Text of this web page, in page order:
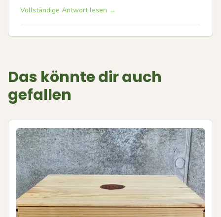
Vollständige Antwort lesen →
Das könnte dir auch
gefallen